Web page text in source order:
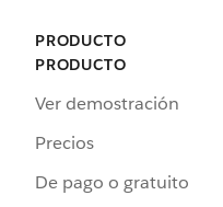
PRODUCTO
PRODUCTO
Ver demostración
Precios
De pago o gratuito